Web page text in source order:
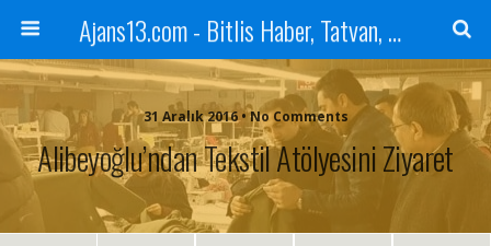
Ajans13.com - Bitlis Haber, Tatvan, Ahlat, Adilcevaz, Mutki, Hizan, Güroymak, Gazete, Ajans, 13, Haber
31 Aralık 2016 • No Comments
Alibeyoğlu’ndan Tekstil Atölyesini Ziyaret